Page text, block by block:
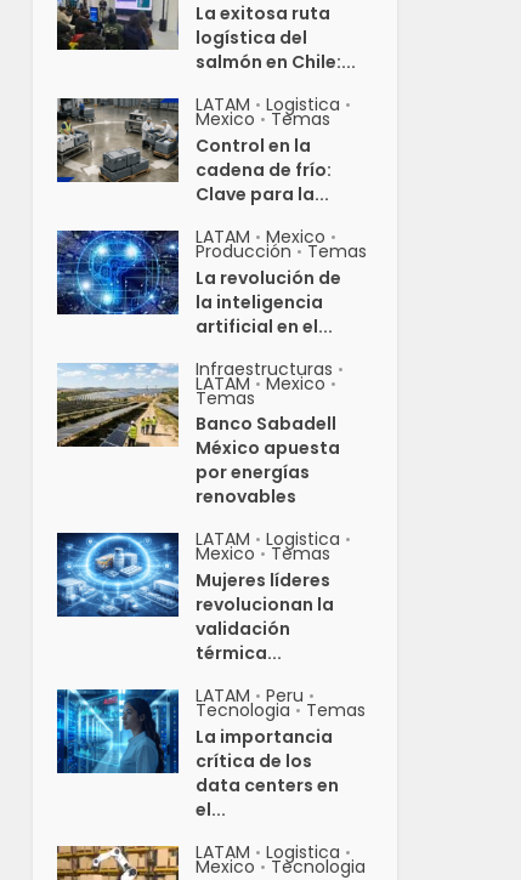
La exitosa ruta
logística del
salmón en Chile:...
LATAM • Logistica •
Mexico • Temas
Control en la
cadena de frío:
Clave para la...
LATAM • Mexico •
Producción • Temas
La revolución de
la inteligencia
artificial en el...
Infraestructuras •
LATAM • Mexico •
Temas
Banco Sabadell
México apuesta
por energías
renovables
LATAM • Logistica •
Mexico • Temas
Mujeres líderes
revolucionan la
validación
térmica...
LATAM • Peru •
Tecnologia • Temas
La importancia
crítica de los
data centers en
el...
LATAM • Logistica •
Mexico • Tecnologia